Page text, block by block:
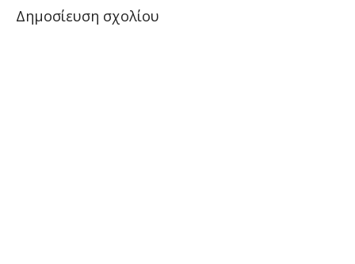
Δημοσίευση σχολίου